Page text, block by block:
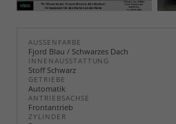
AUSSENFARBE
Fjord Blau / Schwarzes Dach
INNENAUSSTATTUNG
Stoff Schwarz
GETRIEBE
Automatik
ANTRIEBSACHSE
Frontantrieb
ZYLINDER